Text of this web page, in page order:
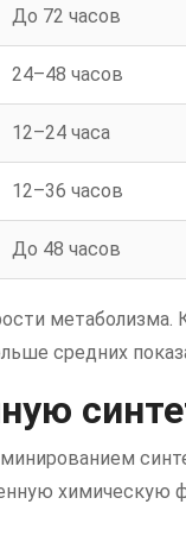
До 72 часов
24–48 часов
12–24 часа
12–36 часов
До 48 часов
средних
химическую